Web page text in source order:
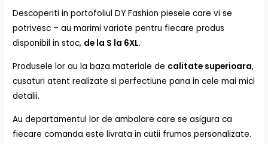
Descoperiti in portofoliul DY Fashion piesele care vi se
potrivesc – au marimi variate pentru fiecare produs
disponibil in stoc, de la S la 6XL.
Produsele lor au la baza materiale de calitate superioara,
cusaturi atent realizate si perfectiune pana in cele mai mici
detalii.
Au departamentul lor de ambalare care se asigura ca
fiecare comanda este livrata in cutii frumos personalizate.